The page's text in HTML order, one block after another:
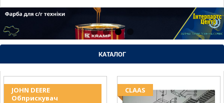
КАТАЛОГ
JOHN DEERE
Обприскувач
CLAAS